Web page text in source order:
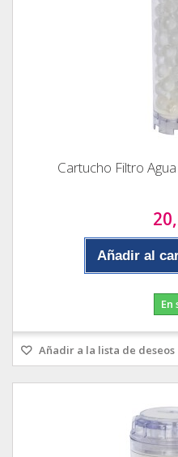
Cartucho Filtro
Añadir al
En
Añadir a la lista de deseos